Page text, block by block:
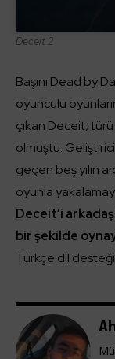
Deceit 2
Başını Dead by
oyunculu
çıkan Deceit,
olmuştu.
geçen beş yılın
oyunla
Deceit’i
bir şekilde
Türkçe dil